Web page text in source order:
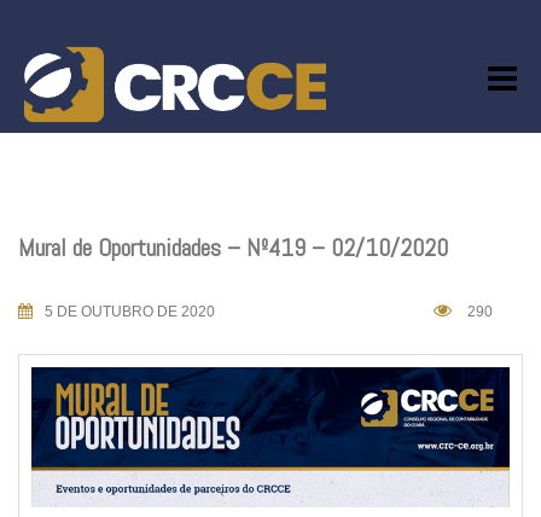
content
Mural de Oportunidades – Nº419 – 02/10/2020
5 DE OUTUBRO DE 2020 290